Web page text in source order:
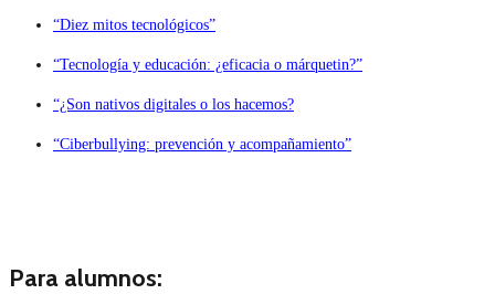
“Diez mitos tecnológicos”
“Tecnología y educación: ¿eficacia o márquetin?”
“¿Son nativos digitales o los hacemos?
“Ciberbullying: prevención y acompañamiento”
Para alumnos: